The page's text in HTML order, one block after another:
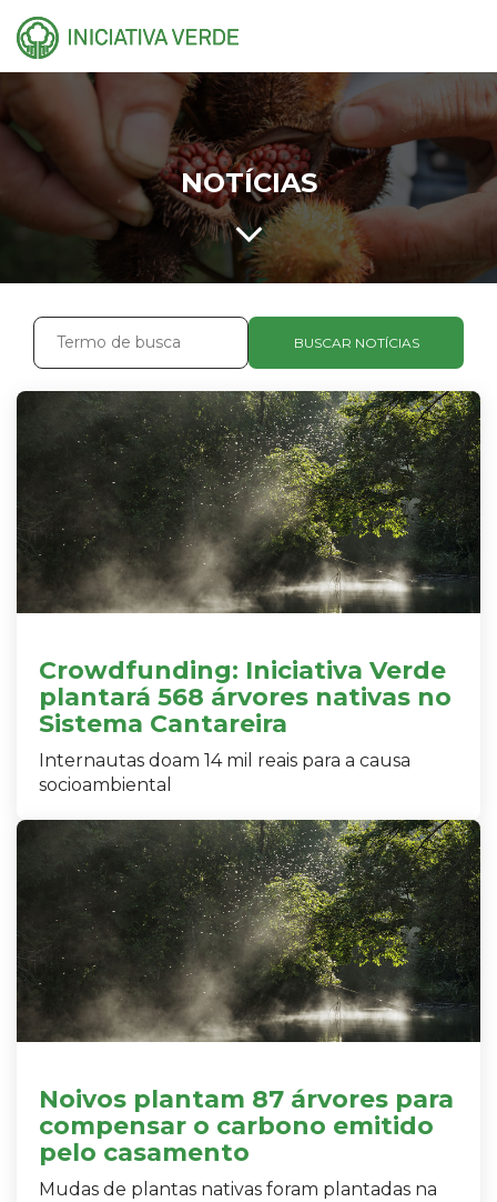
NOTÍCIAS
BUSCAR NOTÍCIAS
Crowdfunding: Iniciativa Verde
plantará 568 árvores nativas no
Sistema Cantareira
Internautas doam 14 mil reais para a causa
socioambiental
Noivos plantam 87 árvores para
compensar o carbono emitido
pelo casamento
Mudas de plantas nativas foram plantadas na